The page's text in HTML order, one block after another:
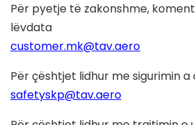
Për pyetje të zakonshme,
lëvdata
customer.mk@tav.aero
Për çështjet lidhur me sigurimin
safetyskp@tav.aero